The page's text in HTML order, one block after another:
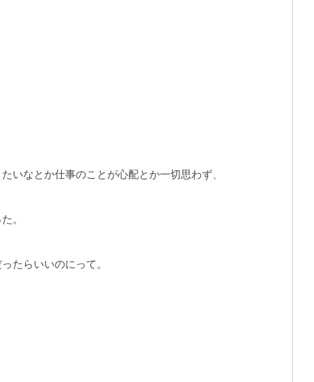
いなとか仕事のことが心配とか一切思わず、
。
たらいいのにって。